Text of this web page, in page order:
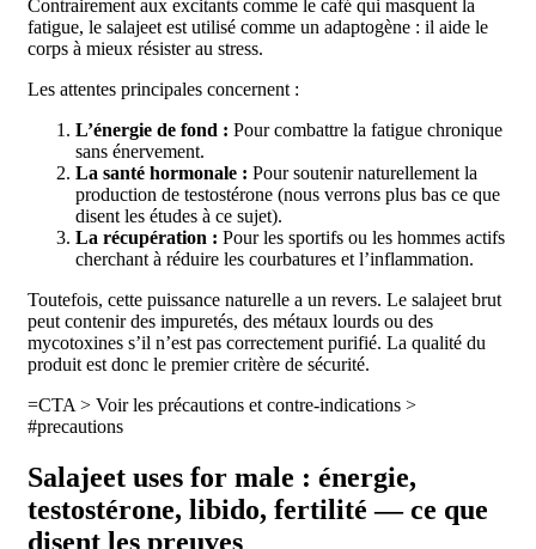
Contrairement aux excitants comme le café qui masquent la
fatigue, le salajeet est utilisé comme un adaptogène : il aide le
corps à mieux résister au stress.
Les attentes principales concernent :
L’énergie de fond : Pour combattre la fatigue chronique
sans énervement.
La santé hormonale : Pour soutenir naturellement la
production de testostérone (nous verrons plus bas ce que
disent les études à ce sujet).
La récupération : Pour les sportifs ou les hommes actifs
cherchant à réduire les courbatures et l’inflammation.
Toutefois, cette puissance naturelle a un revers. Le salajeet brut
peut contenir des impuretés, des métaux lourds ou des
mycotoxines s’il n’est pas correctement purifié. La qualité du
produit est donc le premier critère de sécurité.
=CTA > Voir les précautions et contre-indications >
#precautions
Salajeet uses for male : énergie,
testostérone, libido, fertilité — ce que
disent les preuves